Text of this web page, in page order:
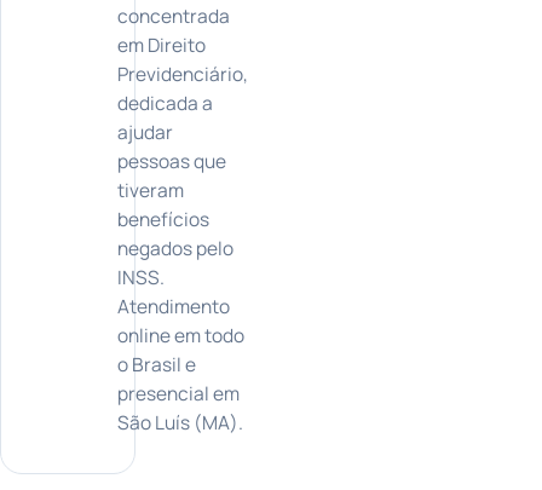
concentrada
em Direito
Previdenciário,
dedicada a
ajudar
pessoas que
tiveram
benefícios
negados pelo
INSS.
Atendimento
online em todo
o Brasil e
presencial em
São Luís (MA).